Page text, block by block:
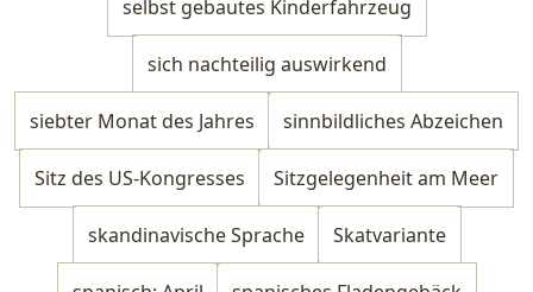
selbst gebautes Kinderfahrzeug
sich nachteilig auswirkend
siebter Monat des Jahres sinnbildliches Abzeichen
Sitz des US-Kongresses Sitzgelegenheit am Meer
skandinavische Sprache Skatvariante